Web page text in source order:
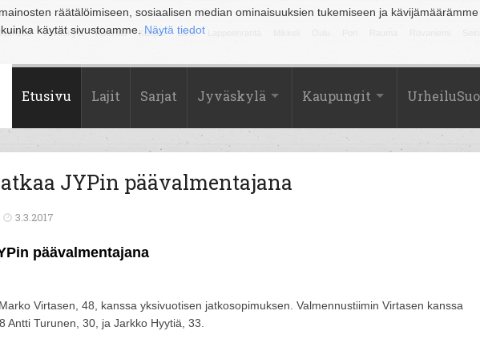
räätälöimiseen, sosiaalisen median ominaisuuksien tukemiseen ja
käytät sivustoamme. Näytä tiedot
Joensuu Jyväskylä Kouvola Kuopio Lahti
Etusivu Lajit Sarjat Jyväskylä Kaupungit
JYPin päävalmentajana
3.3.2017
päävalmentajana
Virtasen, 48, kanssa yksivuotisen jatkosopimuksen. Valmennustiimin Virtasen kanssa
Antti Turunen, 30, ja Jarkko Hyytiä, 33.